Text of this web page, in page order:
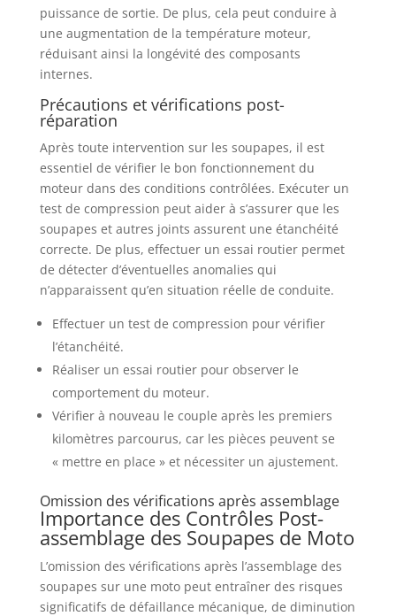
puissance de sortie. De plus, cela peut conduire à
une augmentation de la température moteur,
réduisant ainsi la longévité des composants
internes.
Précautions et vérifications post-
réparation
Après toute intervention sur les soupapes, il est
essentiel de vérifier le bon fonctionnement du
moteur dans des conditions contrôlées. Exécuter un
test de compression peut aider à s’assurer que les
soupapes et autres joints assurent une étanchéité
correcte. De plus, effectuer un essai routier permet
de détecter d’éventuelles anomalies qui
n’apparaissent qu’en situation réelle de conduite.
Effectuer un test de compression pour vérifier
l’étanchéité.
Réaliser un essai routier pour observer le
comportement du moteur.
Vérifier à nouveau le couple après les premiers
kilomètres parcourus, car les pièces peuvent se
« mettre en place » et nécessiter un ajustement.
Omission des vérifications après assemblage
Importance des Contrôles Post-
assemblage des Soupapes de Moto
L’omission des vérifications après l’assemblage des
soupapes sur une moto peut entraîner des risques
significatifs de défaillance mécanique, de diminution